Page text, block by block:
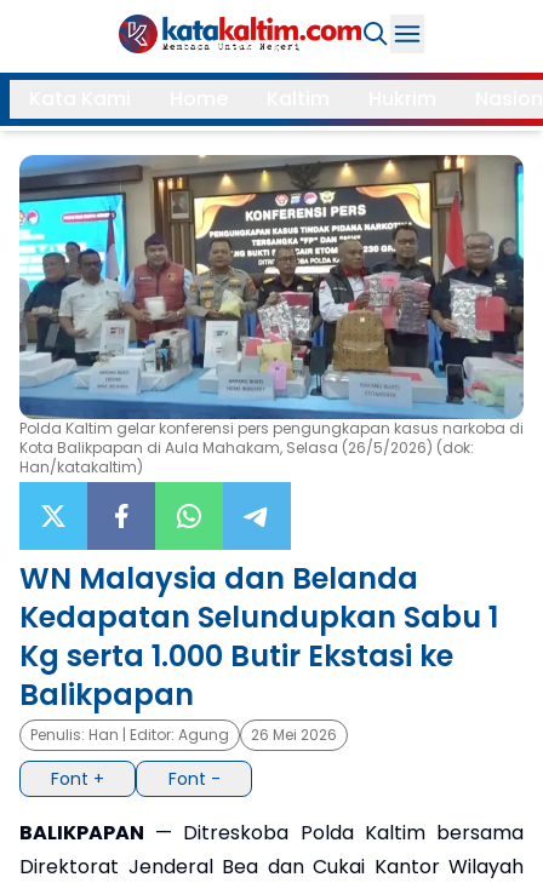
Daerah
Kukar
Samarinda
Bontang
Balikpapan
Kubar
Kutim
PPU
Mahulu
Paser
Berau
More
Opini
Gaya
×
Search
Polda Kaltim gelar konferensi pers pengungkapan kasus narkoba di
Kota Balikpapan di Aula Mahakam, Selasa (26/5/2026) (dok:
Han/katakaltim)
WN Malaysia dan Belanda
Kedapatan Selundupkan Sabu 1
Kg serta 1.000 Butir Ekstasi ke
Balikpapan
Penulis: Han | Editor: Agung 26 Mei 2026
Font + Font -
BALIKPAPAN — Ditreskoba Polda Kaltim bersama
Direktorat Jenderal Bea dan Cukai Kantor Wilayah